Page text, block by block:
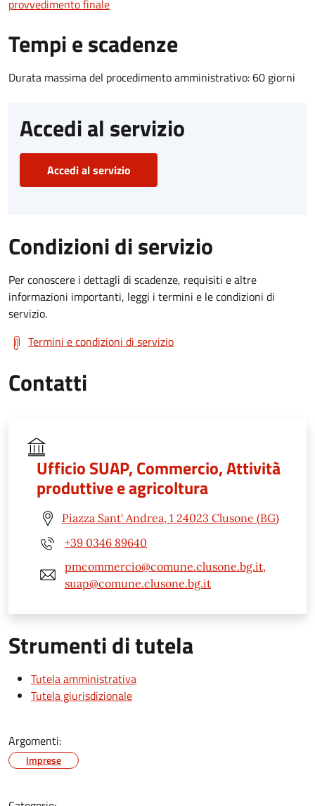
provvedimento finale
Tempi e scadenze
Durata massima del procedimento amministrativo: 60 giorni
Accedi al servizio
Accedi al servizio
Condizioni di servizio
Per conoscere i dettagli di scadenze, requisiti e altre
informazioni importanti, leggi i termini e le condizioni di
servizio.
Termini e condizioni di servizio
Contatti
Ufficio SUAP, Commercio, Attività
produttive e agricoltura
Piazza Sant' Andrea, 1 24023 Clusone (BG)
+39 0346 89640
pmcommercio@comune.clusone.bg.it,
suap@comune.clusone.bg.it
Strumenti di tutela
Tutela amministrativa
Tutela giurisdizionale
Argomenti:
Imprese